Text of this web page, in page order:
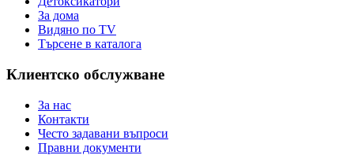
За дома
Видяно по TV
Търсене в каталога
Клиентско обслужване
За нас
Контакти
Често задавани въпроси
Правни документи